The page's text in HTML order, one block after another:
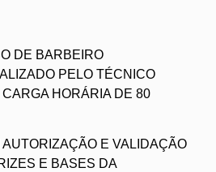
DE BARBEIRO
PELO TÉCNICO
HORÁRIA DE 80
E VALIDAÇÃO
E BASES DA